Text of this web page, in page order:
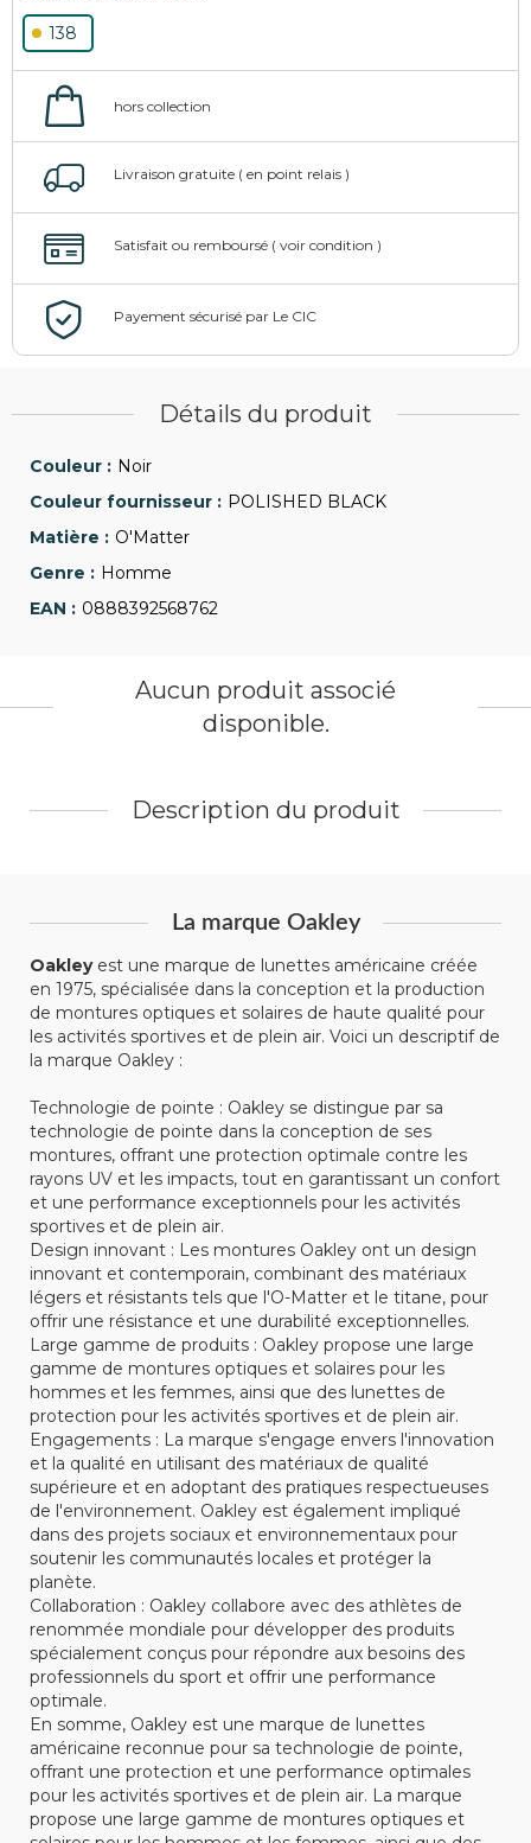
138
Détails du produit
Noir
POLISHED BLACK
O'Matter
Homme
0888392568762
Description du produit
La marque Oakley
Oakleyest une marque de lunettes américaine créée
en 1975, spécialisée dans la conception et la production
de montures optiques et solaires de haute qualité pour
les activités sportives et de plein air. Voici un descriptif de
la marque Oakley :
Technologie de pointe : Oakley se distingue par sa
technologie de pointe dans la conception de ses
montures, offrant une protection optimale contre les
rayons UV et les impacts, tout en garantissant un confort
et une performance exceptionnels pour les activités
sportives et de plein air.
Design innovant : Les montures Oakley ont un design
innovant et contemporain, combinant des matériaux
légers et résistants tels que l'O-Matter et le titane, pour
offrir une résistance et une durabilité exceptionnelles.
Large gamme de produits : Oakley propose une large
gamme de montures optiques et solaires pour les
hommes et les femmes, ainsi que des lunettes de
protection pour les activités sportives et de plein air.
Engagements : La marque s'engage envers l'innovation
et la qualité en utilisant des matériaux de qualité
supérieure et en adoptant des pratiques respectueuses
de l'environnement. Oakley est également impliqué
dans des projets sociaux et environnementaux pour
soutenir les communautés locales et protéger la
planète.
Collaboration : Oakley collabore avec des athlètes de
renommée mondiale pour développer des produits
spécialement conçus pour répondre aux besoins des
professionnels du sport et offrir une performance
optimale.
En somme, Oakley est une marque de lunettes
américaine reconnue pour sa technologie de pointe,
offrant une protection et une performance optimales
pour les activités sportives et de plein air. La marque
propose une large gamme de montures optiques et
Aucun produit associé
disponible.